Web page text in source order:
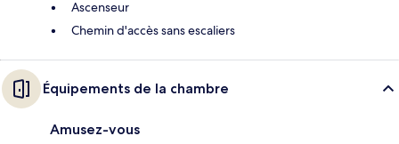
Ascenseur
Chemin d'accès sans escaliers
Équipements de la chambre
Amusez-vous